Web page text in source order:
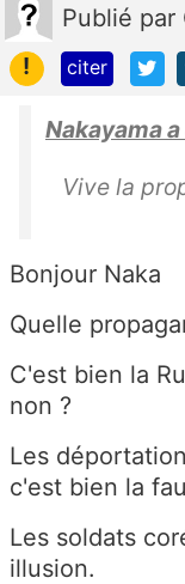
Publié par
!
citer
Nakayama
Vive la
Bonjour Naka
Quelle
C'est bien la
non ?
Les
c'est bien la
Les soldats
illusion.